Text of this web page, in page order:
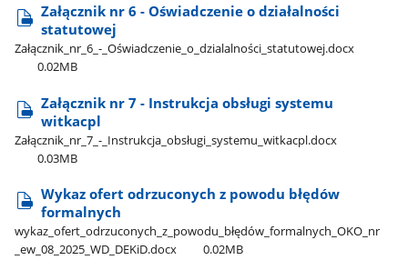
Załącznik nr 6 - Oświadczenie o działalności
statutowej
Załącznik​_nr​_6​_-​_Oświadczenie​_o​_dzialalności​_statutowej.docx
0.02MB
Załącznik nr 7 - Instrukcja obsługi systemu
witkacpl
Załącznik​_nr​_7​_-​_Instrukcja​_obsługi​_systemu​_witkacpl.docx
0.03MB
Wykaz ofert odrzuconych z powodu błędów
formalnych
wykaz​_ofert​_odrzuconych​_z​_powodu​_błędów​_formalnych​_OKO​_nr​
_ew​_08​_2025​_WD​_DEKiD.docx
0.02MB